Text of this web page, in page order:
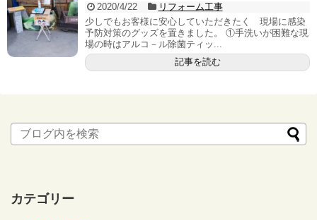
2020/4/22
リフォーム工事
少しでもお客様に安心していただきたく 現場に感染
予防対策のグッズを置きました。 ①手洗いが困難な現
場の時はアルコ－ル除菌ティッ...
記事を読む
カテゴリー